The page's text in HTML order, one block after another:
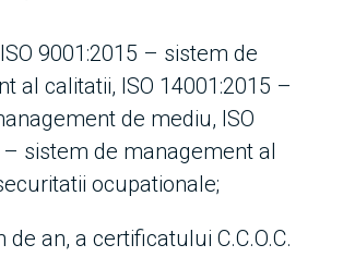
9001:2015 – sistem de
al calitatii, ISO 14001:2015 –
de mediu, ISO
– sistem de management al
ocupationale;
de an, a certificatului C.C.O.C.